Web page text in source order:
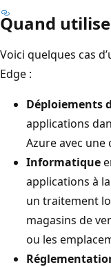
Quand
Voici quelques cas
Edge :
Déploiements
applications
Azure avec
Informatique
applications à
un traitement
magasins de
ou les